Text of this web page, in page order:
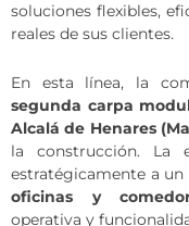
soluciones flexibles,
reales de sus clientes.
En esta línea, la
segunda carpa
Alcalá de Henares
la construcción. La
estratégicamente a
oficinas y
operativa y